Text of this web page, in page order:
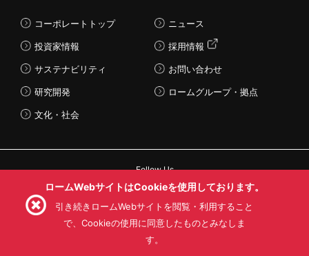
コーポレートトップ
投資家情報
サステナビリティ
研究開発
文化・社会
ニュース
採用情報
お問い合わせ
ロームグループ・拠点
Follow Us
利用目的
ロームWebサイトはCookieを使用しております。
引き続きロームWebサイトを閲覧・利用すること
で、Cookieの使用に同意したものとみなしま
す。